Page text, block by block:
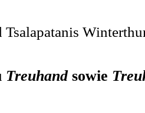
Tsalapatanis
Treuhandsowie